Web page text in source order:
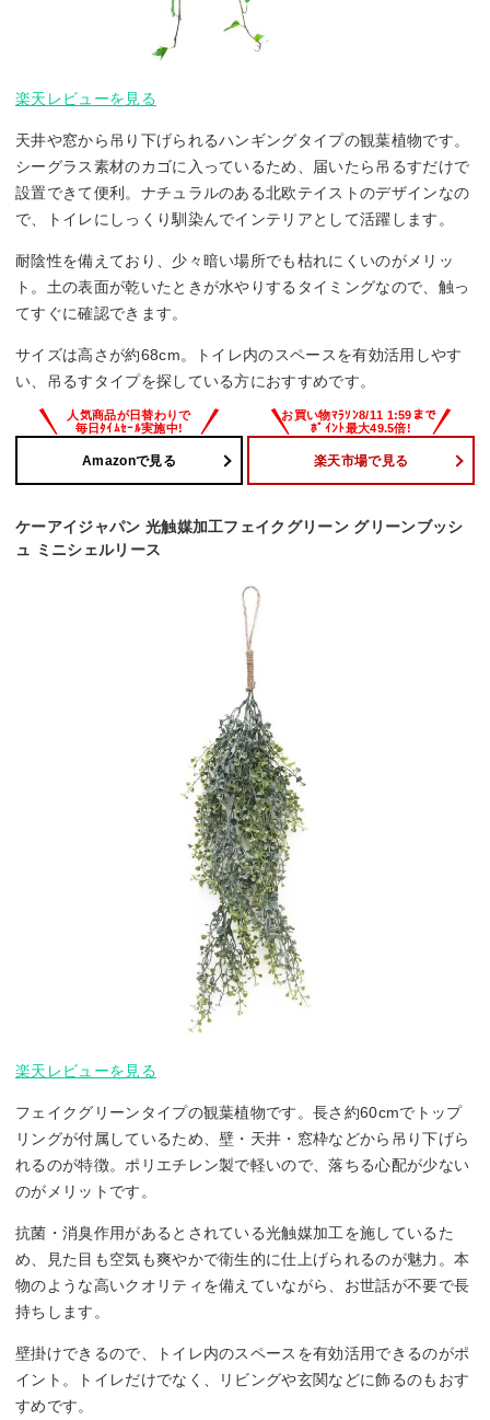
楽天レビューを見る
天井や窓から吊り下げられるハンギングタイプの観葉植物です。
シーグラス素材のカゴに入っているため、届いたら吊るすだけで
設置できて便利。ナチュラルのある北欧テイストのデザインなの
で、トイレにしっくり馴染んでインテリアとして活躍します。
耐陰性を備えており、少々暗い場所でも枯れにくいのがメリッ
ト。土の表面が乾いたときが水やりするタイミングなので、触っ
てすぐに確認できます。
サイズは高さが約68cm。トイレ内のスペースを有効活用しやす
い、吊るすタイプを探している方におすすめです。
Amazonで見る 楽天市場で見る
ケーアイジャパン 光触媒加工フェイクグリーン グリーンブッシ
ュ ミニシェルリース
楽天レビューを見る
フェイクグリーンタイプの観葉植物です。長さ約60cmでトップ
リングが付属しているため、壁・天井・窓枠などから吊り下げら
れるのが特徴。ポリエチレン製で軽いので、落ちる心配が少ない
のがメリットです。
抗菌・消臭作用があるとされている光触媒加工を施しているた
め、見た目も空気も爽やかで衛生的に仕上げられるのが魅力。本
物のような高いクオリティを備えていながら、お世話が不要で長
持ちします。
壁掛けできるので、トイレ内のスペースを有効活用できるのがポ
イント。トイレだけでなく、リビングや玄関などに飾るのもおす
すめです。